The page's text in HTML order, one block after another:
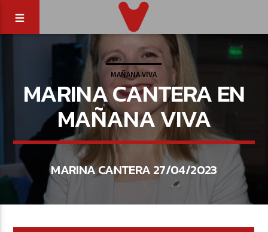
MAÑANA VIVA
MARINA CANTERA EN
MAÑANA VIVA
MARINA CANTERA 27/04/2023